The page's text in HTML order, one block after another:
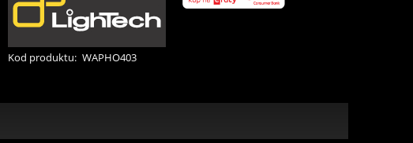
Kod produktu: WAPHO403